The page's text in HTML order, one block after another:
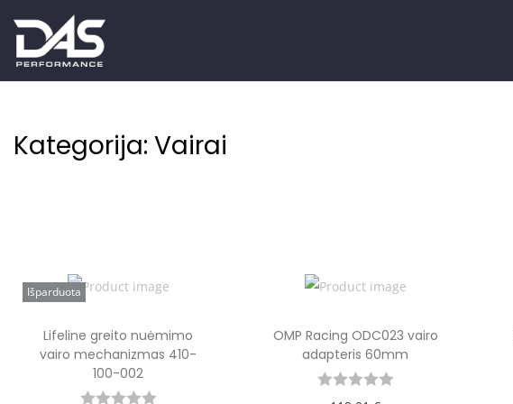
Kategorija: Vairai
Išparduota
Lifeline greito nuėmimo
vairo mechanizmas 410-
100-002
OMP Racing ODC023 vairo
adapteris 60mm